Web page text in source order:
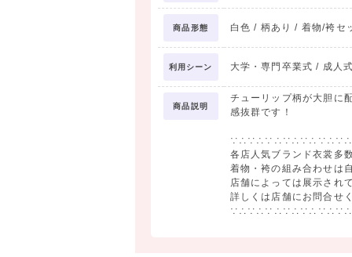
商品形態 白色 / 柄あり / 着物/袴セ
利用シーン 大学・専門卒業式 / 成人
商品説明
チューリップ柄が大胆に
感抜群です！
各店人気ブランド衣裳多
着物・袴の組み合わせは
店舗によっては展示され
詳しくは店舗にお問合せ